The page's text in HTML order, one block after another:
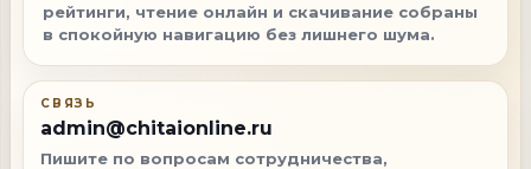
рейтинги, чтение онлайн и скачивание собраны
в спокойную навигацию без лишнего шума.
СВЯЗЬ
admin@chitaionline.ru
Пишите по вопросам сотрудничества,